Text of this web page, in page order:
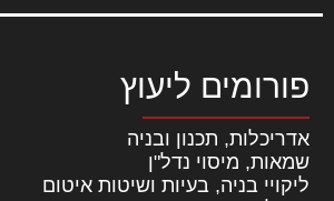
פורומים ליעוץ
אדריכלות, תכנון ובניה
שמאות, מיסוי נדל"ן
ליקויי בניה, בעיות ושיטות איטום